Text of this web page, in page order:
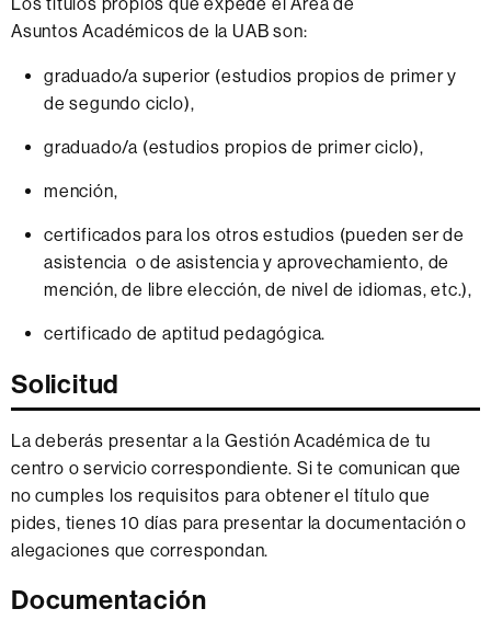
Asuntos Académicos de la UAB son:
graduado/a superior (estudios propios de primer y
de segundo ciclo),
graduado/a (estudios propios de primer ciclo),
mención,
certificados para los otros estudios (pueden ser de
asistencia o de asistencia y aprovechamiento, de
mención, de libre elección, de nivel de idiomas, etc.),
certificado de aptitud pedagógica.
Solicitud
La deberás presentar a la Gestión Académica de tu
centro o servicio correspondiente. Si te comunican que
no cumples los requisitos para obtener el título que
pides, tienes 10 días para presentar la documentación o
alegaciones que correspondan.
Documentación